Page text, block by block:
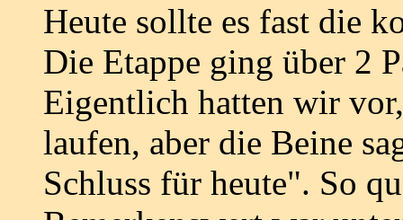
Heute sollte es fast die
Die Etappe ging über 2
Eigentlich hatten wir
laufen, aber die Beine
Schluss für heute". So